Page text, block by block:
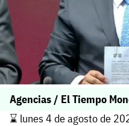
Agencias / El Tiempo
⌛️ lunes 4 de agosto de